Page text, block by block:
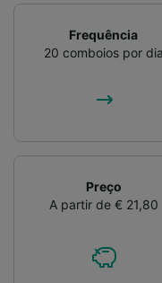
Frequência
20 comboios por dia
Preço
A partir de € 21,80